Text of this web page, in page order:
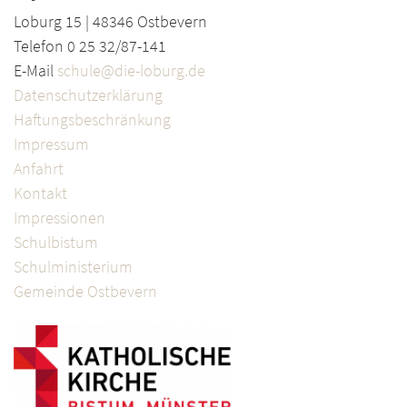
Loburg 15 | 48346 Ostbevern
Telefon 0 25 32/87-141
E-Mail schule@die-loburg.de
Datenschutzerklärung
Haftungsbeschränkung
Impressum
Anfahrt
Kontakt
Impressionen
Schulbistum
Schulministerium
Gemeinde Ostbevern